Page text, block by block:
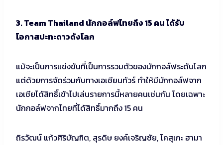
3. Team Thailand นักกอล์ฟไทยถึง 15 คน ได้รับ
โอกาสปะทะดาวดังโลก
แม้จะเป็นการแข่งขันที่เป็นการรวมตัวของนักกอล์ฟระดับโลก
แต่ด้วยการจัดร่วมกับทางเอเชียนทัวร์ ทำให้มีนักกอล์ฟจาก
เอเชียได้สิทธิ์เข้าไปเล่นรายการนี้หลายคนเช่นกัน โดยเฉพาะ
นักกอล์ฟจากไทยที่ได้สิทธิ์มากถึง 15 คน
ถิรวัฒน์ แก้วศิริบัญฑิต, สุรดิษ ยงค์เจริญชัย, โคสุเกะ ฮามา